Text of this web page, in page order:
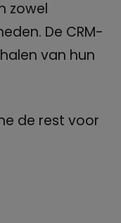
zowel
De CRM-
van hun
de rest voor